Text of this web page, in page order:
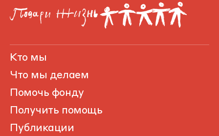
Кто мы
Что мы делаем
Помочь фонду
Получить помощь
Публикации